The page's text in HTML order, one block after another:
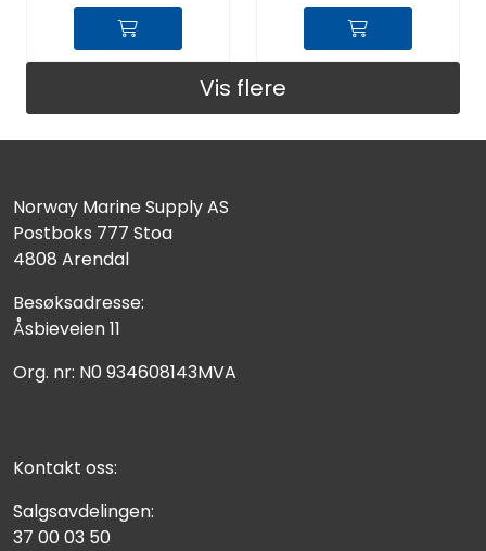
Vis flere
Norway Marine Supply AS
Postboks 777 Stoa
4808 Arendal
Besøksadresse:
Åsbieveien 11
Org. nr: N0 934608143MVA
Kontakt oss:
Salgsavdelingen:
37 00 03 50